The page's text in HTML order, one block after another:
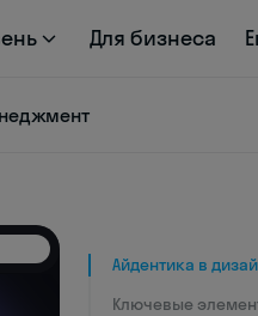
Для бизнеса
Айдентика в
Ключевые